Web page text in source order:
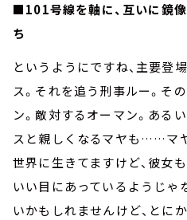
■101号線を軸に、互いに鏡
ち
というようにですね、主要登
ス。それを追う刑事ルー。そ
ン。敵対するオーマン。ある
スと親しくなるマヤも……マ
世界に生きてますけど、彼女
いい目にあっているようじゃ
いかもしれませんけど、とに